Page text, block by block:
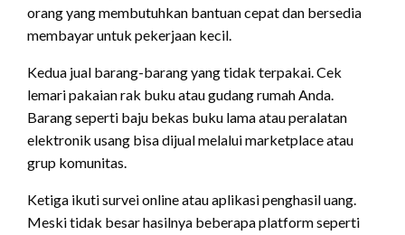
orang yang membutuhkan bantuan cepat dan bersedia
membayar untuk pekerjaan kecil.
Kedua jual barang-barang yang tidak terpakai. Cek
lemari pakaian rak buku atau gudang rumah Anda.
Barang seperti baju bekas buku lama atau peralatan
elektronik usang bisa dijual melalui marketplace atau
grup komunitas.
Ketiga ikuti survei online atau aplikasi penghasil uang.
Meski tidak besar hasilnya beberapa platform seperti